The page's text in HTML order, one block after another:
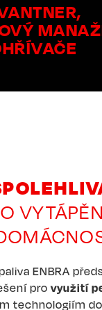
ENBRA
provyužití
technologiím